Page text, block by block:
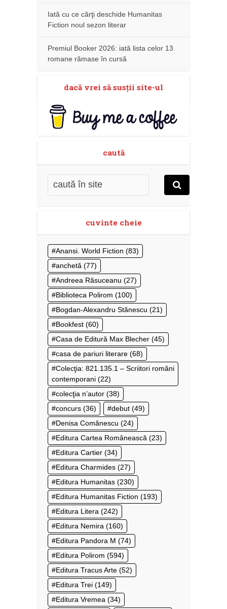
Iată cu ce cărţi deschide Humanitas
Fiction noul sezon literar
Premiul Booker 2026: iată lista celor 13
romane rămase în cursă
dacă vrei să susţii site-ul
caută
cuvinte cheie
Anansi. World Fiction (83)
anchetă (77)
Andreea Răsuceanu (27)
Biblioteca Polirom (100)
Bogdan-Alexandru Stănescu (21)
Bookfest (60)
Casa de Editură Max Blecher (45)
casa de pariuri literare (68)
Colecţia: 821.135.1 – Scriitori români
contemporani (22)
colecţia n’autor (38)
concurs (36) debut (49)
Denisa Comănescu (24)
Editura Cartea Românească (23)
Editura Cartier (34)
Editura Charmides (27)
Editura Humanitas (230)
Editura Humanitas Fiction (193)
Editura Litera (242)
Editura Nemira (160)
Editura Pandora M (74)
Editura Polirom (594)
Editura Tracus Arte (52)
Editura Trei (149)
Editura Vremea (34)